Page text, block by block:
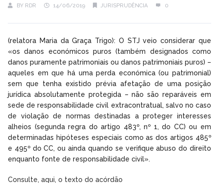
BY RDR 14/06/2019 JURISPRUDÊNCIA 0
(relatora Maria da Graça Trigo): O STJ veio considerar que
«os danos económicos puros (também designados como
danos puramente patrimoniais ou danos patrimoniais puros) –
aqueles em que há uma perda económica (ou patrimonial)
sem que tenha existido prévia afetação de uma posição
jurídica absolutamente protegida – não são reparáveis em
sede de responsabilidade civil extracontratual, salvo no caso
de violação de normas destinadas a proteger interesses
alheios (segunda regra do artigo 483º, nº 1, do CC) ou em
determinadas hipóteses especiais como as dos artigos 485º
e 495º do CC, ou ainda quando se verifique abuso do direito
enquanto fonte de responsabilidade civil».
Consulte, aqui, o texto do acórdão